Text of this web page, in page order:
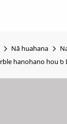
Nā huahana
hanohano hou ʻo